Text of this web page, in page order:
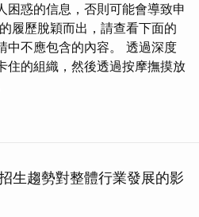
困惑的信息，否則可能會導致申
履歷脫穎而出，請查看下面的
中不應包含的內容。 透過深度
住的組織，然後透過按摩撫摸放
生趨勢對整體行業發展的影